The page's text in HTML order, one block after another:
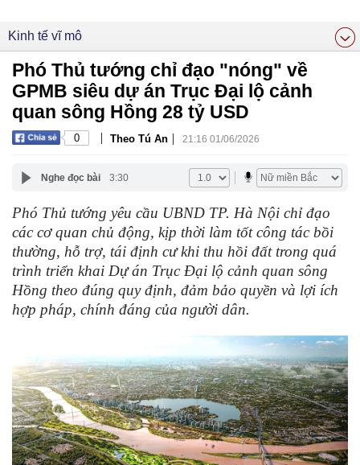
Kinh tế vĩ mô
Phó Thủ tướng chỉ đạo "nóng" về
GPMB siêu dự án Trục Đại lộ cảnh
quan sông Hồng 28 tỷ USD
0 | Theo Tú An | 21:16 01/06/2026
Nghe đọc bài 3:30
Phó Thủ tướng yêu cầu UBND TP. Hà Nội chỉ đạo
các cơ quan chủ động, kịp thời làm tốt công tác bồi
thường, hỗ trợ, tái định cư khi thu hồi đất trong quá
trình triển khai Dự án Trục Đại lộ cảnh quan sông
Hồng theo đúng quy định, đảm bảo quyền và lợi ích
hợp pháp, chính đáng của người dân.